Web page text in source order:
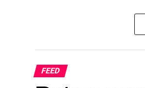
FEED